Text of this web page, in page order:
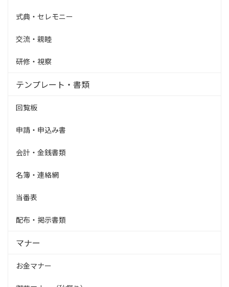
式典・セレモニー
交流・親睦
研修・視察
テンプレート・書類
回覧板
申請・申込み書
会計・金銭書類
名簿・連絡網
当番表
配布・掲示書類
マナー
お金マナー